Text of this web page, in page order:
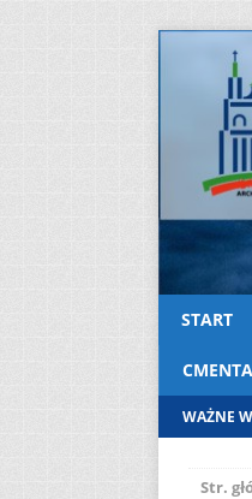
START
WAŻNE
Str.